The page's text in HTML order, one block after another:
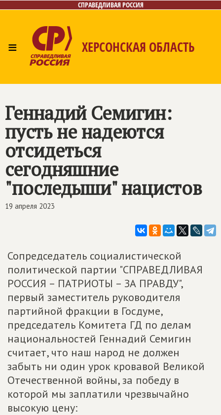
СПРАВЕДЛИВАЯ РОССИЯ
≡ ХЕРСОНСКАЯ ОБЛАСТЬ
Геннадий Семигин:
пусть не надеются
отсидеться
сегодняшние
"последыши" нацистов
19 апреля 2023
Сопредседатель социалистической
политической партии "СПРАВЕДЛИВАЯ
РОССИЯ – ПАТРИОТЫ – ЗА ПРАВДУ",
первый заместитель руководителя
партийной фракции в Госдуме,
председатель Комитета ГД по делам
национальностей Геннадий Семигин
считает, что наш народ не должен
забыть ни один урок кровавой Великой
Отечественной войны, за победу в
которой мы заплатили чрезвычайно
высокую цену: